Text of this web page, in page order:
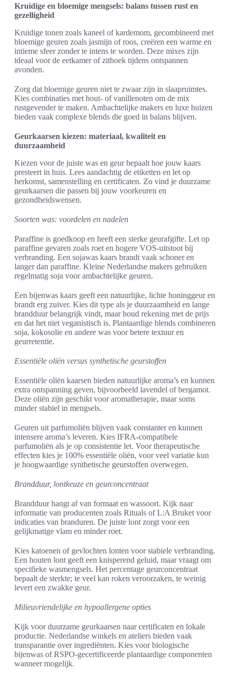
Kruidige en bloemige mengsels: balans tussen rust en
gezelligheid
Kruidige tonen zoals kaneel of kardemom, gecombineerd met
bloemige geuren zoals jasmijn of roos, creëren een warme en
intieme sfeer zonder te intens te worden. Deze mixes zijn
ideaal voor de eetkamer of zithoek tijdens ontspannen
avonden.
Zorg dat bloemige geuren niet te zwaar zijn in slaapruimtes.
Kies combinaties met hout- of vanillenoten om de mix
rustgevender te maken. Ambachtelijke makers en luxe huizen
bieden vaak complexe blends die goed in balans blijven.
Geurkaarsen kiezen: materiaal, kwaliteit en
duurzaamheid
Kiezen voor de juiste was en geur bepaalt hoe jouw kaars
presteert in huis. Lees aandachtig de etiketten en let op
herkomst, samenstelling en certificaten. Zo vind je duurzame
geurkaarsen die passen bij jouw voorkeuren en
gezondheidswensen.
Soorten was: voordelen en nadelen
Paraffine is goedkoop en heeft een sterke geurafgifte. Let op
paraffine gevaren zoals roet en hogere VOS-uitstoot bij
verbranding. Een sojawas kaars brandt vaak schoner en
langer dan paraffine. Kleine Nederlandse makers gebruiken
regelmatig soja voor ambachtelijke geuren.
Een bijenwas kaars geeft een natuurlijke, lichte honinggeur en
brandt erg zuiver. Kies dit type als je duurzaamheid en lange
brandduur belangrijk vindt, maar houd rekening met de prijs
en dat het niet veganistisch is. Plantaardige blends combineren
soja, kokosolie en andere was voor betere textuur en
geurretentie.
Essentiële oliën versus synthetische geurstoffen
Essentiële oliën kaarsen bieden natuurlijke aroma’s en kunnen
extra ontspanning geven, bijvoorbeeld lavendel of bergamot.
Deze oliën zijn geschikt voor aromatherapie, maar soms
minder stabiel in mengsels.
Geuren uit parfumoliën blijven vaak constanter en kunnen
intensere aroma’s leveren. Kies IFRA-compatibele
parfumoliën als je op consistentie let. Voor therapeutische
effecten kies je 100% essentiële oliën, voor veel variatie kun
je hoogwaardige synthetische geurstoffen overwegen.
Brandduur, lontkeuze en geurconcentraat
Brandduur hangt af van formaat en wassoort. Kijk naar
informatie van producenten zoals Rituals of L:A Bruket voor
indicaties van branduren. De juiste lont zorgt voor een
gelijkmatige vlam en minder roet.
Kies katoenen of gevlochten lonten voor stabiele verbranding.
Een houten lont geeft een knisperend geluid, maar vraagt om
specifieke wasmengsels. Het percentage geurconcentraat
bepaalt de sterkte; te veel kan roken veroorzaken, te weinig
levert een zwakke geur.
Milieuvriendelijke en hypoallergene opties
Kijk voor duurzame geurkaarsen naar certificaten en lokale
productie. Nederlandse winkels en ateliers bieden vaak
transparantie over ingrediënten. Kies voor biologische
bijenwas of RSPO-gecertificeerde plantaardige componenten
wanneer mogelijk.